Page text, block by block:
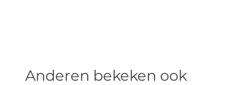
Anderen bekeken ook